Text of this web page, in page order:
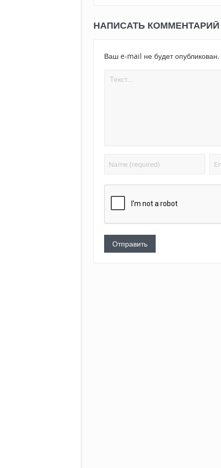
НАПИСАТЬ КОММЕНТАРИЙ
Ваш e-mail не будет опубликован.